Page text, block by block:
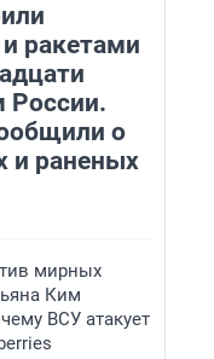
ракетами
России.
о
и раненых
мирных
Ким
ВСУ атакует